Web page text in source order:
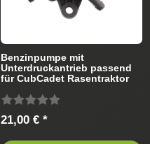
Benzinpumpe mit
Unterdruckantrieb passend
für CubCadet Rasentraktor
21,00 € *